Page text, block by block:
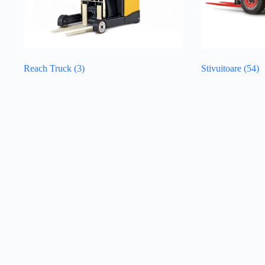
Reach Truck (3) Stivuitoare (54)